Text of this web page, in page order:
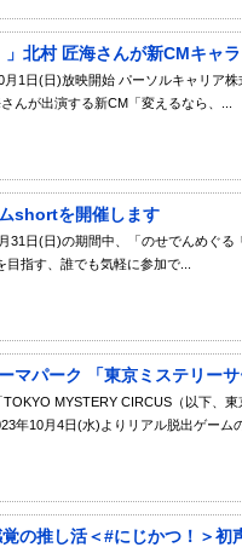
北村 匠海さんが新CMキャ
1日(日)放映開始 パーソルキャリア
んが出演する新CM「変えるなら、...
shortを開催します
31日(日)の期間中、「のせでんめぐ
指す、誰でも気軽に参加で...
マパーク 「東京ミステリー
MYSTERY CIRCUS（以下、
年10月4日(水)よりリアル脱出ゲーム
の推し活＜#にじかつ！＞初